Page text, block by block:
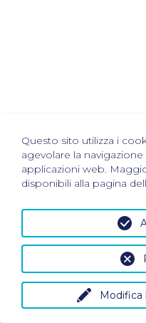
Questo sito utilizza i
agevolare la
applicazioni web.
disponibili alla pagina
Modifica